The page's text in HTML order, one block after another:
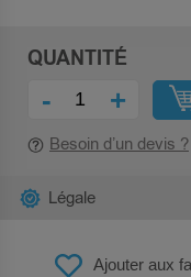
QUANTITÉ
- +
Besoin d’un devis ?
Ajouter aux
Légale